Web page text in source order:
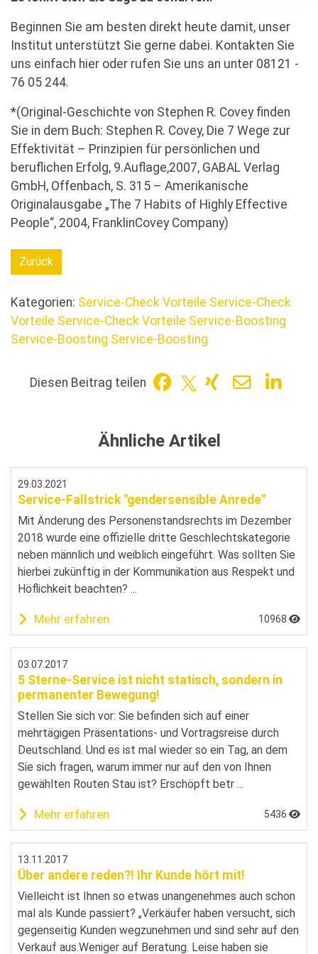
Beginnen Sie am besten direkt heute damit, unser
Institut unterstützt Sie gerne dabei. Kontakten Sie
uns einfach hier oder rufen Sie uns an unter 08121 -
76 05 244.
*(Original-Geschichte von Stephen R. Covey finden
Sie in dem Buch: Stephen R. Covey, Die 7 Wege zur
Effektivität – Prinzipien für persönlichen und
beruflichen Erfolg, 9.Auflage,2007, GABAL Verlag
GmbH, Offenbach, S. 315 – Amerikanische
Originalausgabe „The 7 Habits of Highly Effective
People“, 2004, FranklinCovey Company)
Zurück
Kategorien: Service-Check Vorteile Service-Check
Vorteile Service-Check Vorteile Service-Boosting
Service-Boosting Service-Boosting
Diesen Beitrag teilen
Ähnliche Artikel
29.03.2021
Service-Fallstrick "gendersensible Anrede"
Mit Änderung des Personenstandsrechts im Dezember
2018 wurde eine offizielle dritte Geschlechtskategorie
neben männlich und weiblich eingeführt. Was sollten Sie
hierbei zukünftig in der Kommunikation aus Respekt und
Höflichkeit beachten? ...
Mehr erfahren 10968
03.07.2017
5 Sterne-Service ist nicht statisch, sondern in
permanenter Bewegung!
Stellen Sie sich vor: Sie befinden sich auf einer
mehrtägigen Präsentations- und Vortragsreise durch
Deutschland. Und es ist mal wieder so ein Tag, an dem
Sie sich fragen, warum immer nur auf den von Ihnen
gewählten Routen Stau ist? Erschöpft betr ...
Mehr erfahren 5436
13.11.2017
Über andere reden?! Ihr Kunde hört mit!
Vielleicht ist Ihnen so etwas unangenehmes auch schon
mal als Kunde passiert? „Verkäufer haben versucht, sich
gegenseitig Kunden wegzunehmen und sind sehr auf den
Verkauf aus.Weniger auf Beratung. Leise haben sie